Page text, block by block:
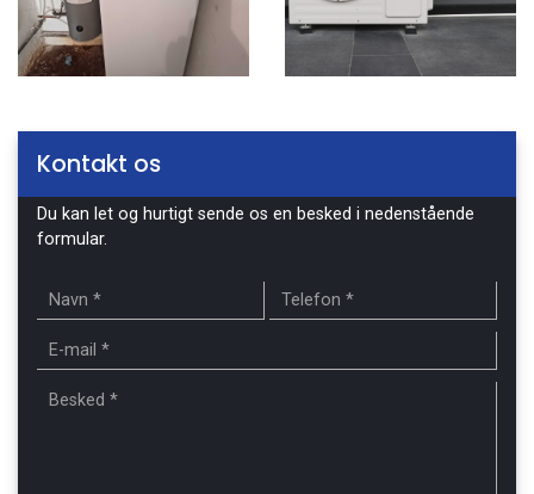
Kontakt os
Du kan let og hurtigt sende os en besked i nedenstående
formular.